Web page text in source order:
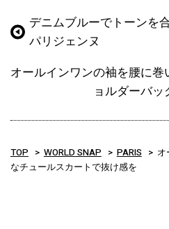
デニムブルーでトーンを
パリジェンヌ
オールインワンの袖を腰に
ョルダーバ
TOP WORLD SNAP PARIS
なチュールスカートで抜け感を